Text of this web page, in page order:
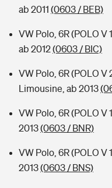
ab 2011 (0603 / BEB)
VW Polo, 6R (POLO V
ab 2012(0603 / BIC)
VW Polo, 6R (POLO V
Limousine, ab 2013
VW Polo, 6R (POLO V
2013(0603 / BNR)
VW Polo, 6R (POLO V
2013(0603 / BNS)